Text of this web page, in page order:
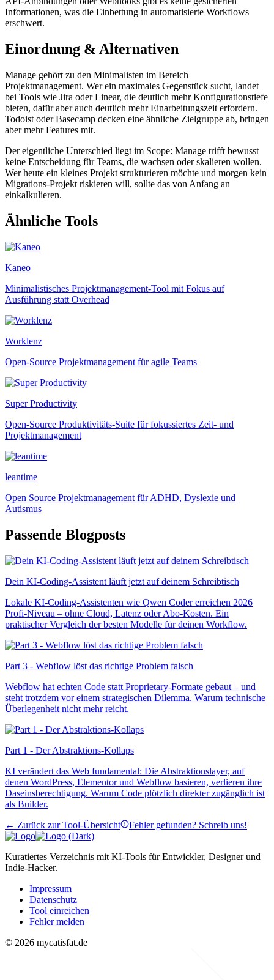
Informationen, was die Einbettung in automatisierte Workflows
erschwert.
Einordnung & Alternativen
Manage gehört zu den Minimalisten im Bereich
Projektmanagement. Wer ein maximales Gegenstück sucht, landet
bei Tools wie Jira oder Linear, die deutlich mehr Konfigurationstiefe
bieten, dafür aber auch deutlich mehr Einarbeitungszeit erfordern.
Todoist oder Basecamp decken eine ähnliche Zielgruppe ab, bringen
aber mehr Features mit.
Der eigentliche Unterschied liegt im Scope: Manage trifft bewusst
keine Entscheidung für Teams, die wachsen oder skalieren wollen.
Wer heute ein kleines Projekt strukturieren möchte und morgen kein
Migrations-Projekt riskieren will, sollte das von Anfang an
einkalkulieren.
Ähnliche Tools
Kaneo
Minimalistisches Projektmanagement-Tool mit Fokus auf
Ausführung statt Overhead
Worklenz
Open-Source Projektmanagement für agile Teams
Super Productivity
Open-Source Produktivitäts-Suite für fokussiertes Zeit- und
Projektmanagement
leantime
Open Source Projektmanagement für ADHD, Dyslexie und
Autismus
Passende Blogposts
Dein KI-Coding-Assistent läuft jetzt auf deinem Schreibtisch
Lokale KI-Coding-Assistenten wie Qwen Coder erreichen 2026
Profi-Niveau – ohne Cloud, Latenz oder Abo-Kosten. Ein
praktischer Vergleich der besten Modelle für deinen Workflow.
Part 3 - Webflow löst das richtige Problem falsch
Webflow hat echten Code statt Proprietary-Formate gebaut – und
steht trotzdem vor einem strategischen Dilemma. Warum technische
Überlegenheit nicht mehr reicht.
Part 1 - Der Abstraktions-Kollaps
KI verändert das Web fundamental: Die Abstraktionslayer, auf
denen WordPress, Elementor und Webflow basieren, verlieren ihre
Daseinsberechtigung. Warum Code plötzlich direkter zugänglich ist
als Builder.
← Zurück zur Tool-Übersicht
Fehler gefunden? Schreib uns!
Kuratiertes Verzeichnis mit KI-Tools für Entwickler, Designer und
Indie-Hacker.
Impressum
Datenschutz
Tool einreichen
Fehler melden
© 2026 mycatisfat.de